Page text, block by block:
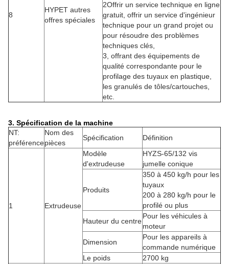
8
HYPET autres
offres spéciales
2Offrir un service technique en ligne
gratuit, offrir un service d'ingénieur
technique pour un grand projet ou
pour résoudre des problèmes
techniques clés,
3, offrant des équipements de
qualité correspondante pour le
profilage des tuyaux en plastique,
les granulés de tôles/cartouches,
etc.
3. Spécification de la machine
NT:
préférence
Nom des
pièces
Spécification Définition
1 Extrudeuse
Modèle
d'extrudeuse
HYZS-65/132 vis
jumelle conique
Produits
350 à 450 kg/h pour les
tuyaux
200 à 280 kg/h pour le
profilé ou plus
Hauteur du centre
Pour les véhicules à
moteur
Dimension
Pour les appareils à
commande numérique
Le poids
2700 kg